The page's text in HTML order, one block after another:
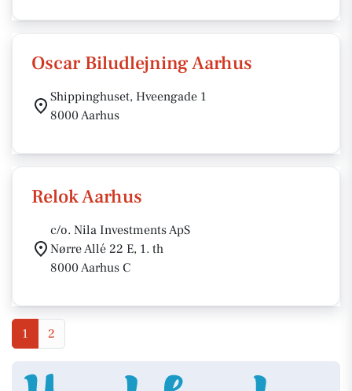
Oscar Biludlejning Aarhus
Shippinghuset, Hveengade 1
8000 Aarhus
Relok Aarhus
c/o. Nila Investments ApS
Nørre Allé 22 E, 1. th
8000 Aarhus C
1 2